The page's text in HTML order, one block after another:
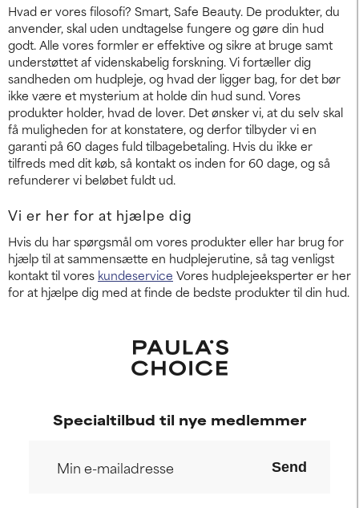
Hvad er vores filosofi? Smart, Safe Beauty. De produkter, du
anvender, skal uden undtagelse fungere og gøre din hud
godt. Alle vores formler er effektive og sikre at bruge samt
understøttet af videnskabelig forskning. Vi fortæller dig
sandheden om hudpleje, og hvad der ligger bag, for det bør
ikke være et mysterium at holde din hud sund. Vores
produkter holder, hvad de lover. Det ønsker vi, at du selv skal
få muligheden for at konstatere, og derfor tilbyder vi en
garanti på 60 dages fuld tilbagebetaling. Hvis du ikke er
tilfreds med dit køb, så kontakt os inden for 60 dage, og så
refunderer vi beløbet fuldt ud.
Vi er her for at hjælpe dig
Hvis du har spørgsmål om vores produkter eller har brug for
hjælp til at sammensætte en hudplejerutine, så tag venligst
kontakt til vores kundeservice Vores hudplejeeksperter er her
for at hjælpe dig med at finde de bedste produkter til din hud.
Specialtilbud til nye medlemmer
Send